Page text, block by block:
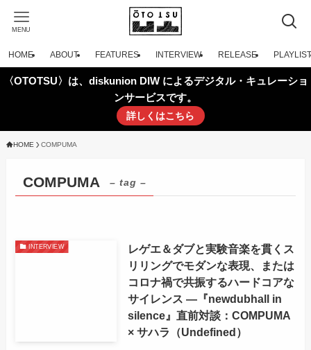
MENU
HOME ABOUT FEATURES INTERVIEW RELEASE PLAYLIST
〈OTOTSU〉は、diskunion DIW によるデジタル・キュレーショ
ンサービスです。
詳しくはこちら
HOME COMPUMA
COMPUMA – tag –
INTERVIEW
レゲエ＆ダブと実験音楽を貫くス
リリングでモダンな表現、または
コロナ禍で共振するハードコアな
サイレンス —『newdubhall in
silence』直前対談：COMPUMA
× サハラ（Undefined）